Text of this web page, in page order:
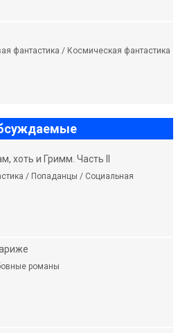
фантастика / Космическая фантастика
хоть и Гримм. Часть II
/ Попаданцы / Социальная
романы